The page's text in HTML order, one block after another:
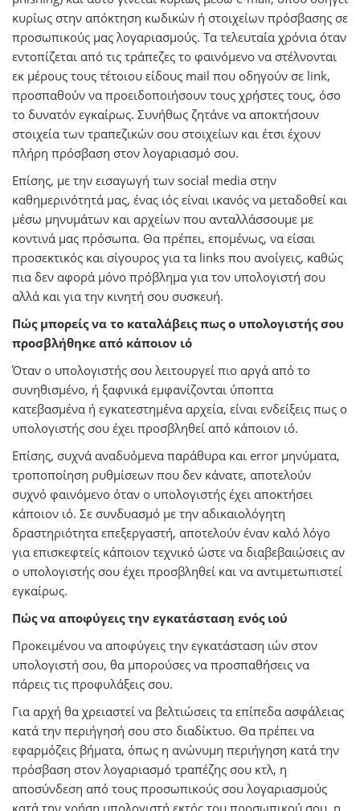
κυρίως στην απόκτηση κωδικών ή στοιχείων πρόσβασης σε
προσωπικούς μας λογαριασμούς. Τα τελευταία χρόνια όταν
εντοπίζεται από τις τράπεζες το φαινόμενο να στέλνονται
εκ μέρους τους τέτοιου είδους mail που οδηγούν σε link,
προσπαθούν να προειδοποιήσουν τους χρήστες τους, όσο
το δυνατόν εγκαίρως. Συνήθως ζητάνε να αποκτήσουν
στοιχεία των τραπεζικών σου στοιχείων και έτσι έχουν
πλήρη πρόσβαση στον λογαριασμό σου.
Επίσης, με την εισαγωγή των social media στην
καθημερινότητά μας, ένας ιός είναι ικανός να μεταδοθεί και
μέσω μηνυμάτων και αρχείων που ανταλλάσσουμε με
κοντινά μας πρόσωπα. Θα πρέπει, επομένως, να είσαι
προσεκτικός και σίγουρος για τα links που ανοίγεις, καθώς
πια δεν αφορά μόνο πρόβλημα για τον υπολογιστή σου
αλλά και για την κινητή σου συσκευή.
Πώς μπορείς να το καταλάβεις πως ο υπολογιστής σου
προσβλήθηκε από κάποιον ιό
Όταν ο υπολογιστής σου λειτουργεί πιο αργά από το
συνηθισμένο, ή ξαφνικά εμφανίζονται ύποπτα
κατεβασμένα ή εγκατεστημένα αρχεία, είναι ενδείξεις πως ο
υπολογιστής σου έχει προσβληθεί από κάποιον ιό.
Επίσης, συχνά αναδυόμενα παράθυρα και error μηνύματα,
τροποποίηση ρυθμίσεων που δεν κάνατε, αποτελούν
συχνό φαινόμενο όταν ο υπολογιστής έχει αποκτήσει
κάποιον ιό. Σε συνδυασμό με την αδικαιολόγητη
δραστηριότητα επεξεργαστή, αποτελούν έναν καλό λόγο
για επισκεφτείς κάποιον τεχνικό ώστε να διαβεβαιώσεις αν
ο υπολογιστής σου έχει προσβληθεί και να αντιμετωπιστεί
εγκαίρως.
Πώς να αποφύγεις την εγκατάσταση ενός ιού
Προκειμένου να αποφύγεις την εγκατάσταση ιών στον
υπολογιστή σου, θα μπορούσες να προσπαθήσεις να
πάρεις τις προφυλάξεις σου.
Για αρχή θα χρειαστεί να βελτιώσεις τα επίπεδα ασφάλειας
κατά την περιήγησή σου στο διαδίκτυο. Θα πρέπει να
εφαρμόζεις βήματα, όπως η ανώνυμη περιήγηση κατά την
πρόσβαση στον λογαριασμό τραπέζης σου κτλ, η
αποσύνδεση από τους προσωπικούς σου λογαριασμούς